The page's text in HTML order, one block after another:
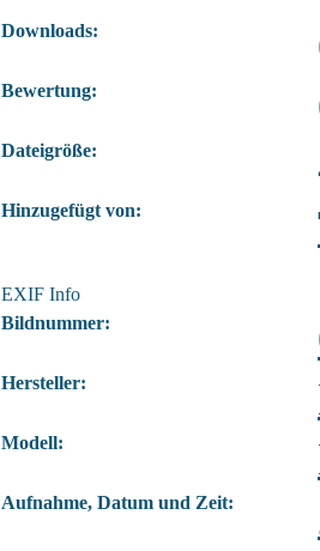
Downloads:
Bewertung:
Dateigröße:
Hinzugefügt von:
EXIF Info
Bildnummer:
Hersteller:
Modell:
Aufnahme, Datum und Zeit: